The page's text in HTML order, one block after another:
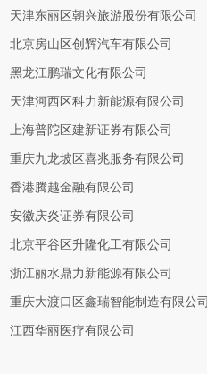
天津东丽区朝兴旅游股份有限公司
北京房山区创辉汽车有限公司
黑龙江鹏瑞文化有限公司
天津河西区科力新能源有限公司
上海普陀区建新证券有限公司
重庆九龙坡区喜兆服务有限公司
香港腾越金融有限公司
安徽庆炎证券有限公司
北京平谷区升隆化工有限公司
浙江丽水鼎力新能源有限公司
重庆大渡口区鑫瑞智能制造有限公司
江西华丽医疗有限公司